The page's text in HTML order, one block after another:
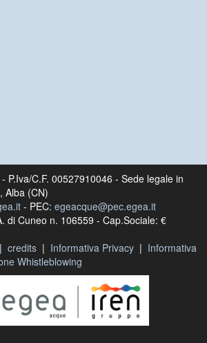
P.Iva/C.F. 00527910046 - Sede legale in
Alba (CN)
- PEC: egeacque@pec.egea.it
di Cuneo n. 106559 - Cap.Sociale: €
credits | Informativa Privacy | Informativa
Whistleblowing